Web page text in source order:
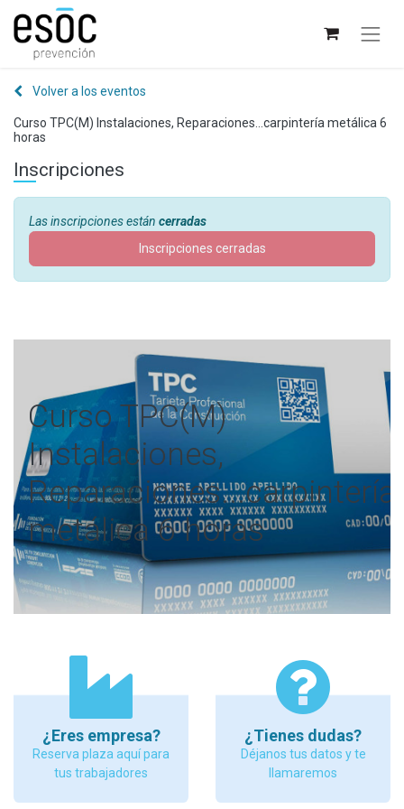
Volver a los eventos
Curso TPC(M) Instalaciones, Reparaciones...carpintería metálica 6
horas
Inscripciones
Las inscripciones están cerradas
Inscripciones cerradas
Curso TPC(M)
Instalaciones,
Reparaciones...carpintería
metálica 6 horas
¿Eres empresa?
Reserva plaza aquí para
tus trabajadores
¿Tienes dudas?
Déjanos tus datos y te
llamaremos